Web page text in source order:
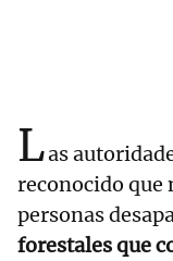
Las
reconocido que
personas
forestales que